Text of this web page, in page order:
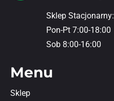
Sklep Stacjonarny:
Pon-Pt 7:00-18:00
Sob 8:00-16:00
Menu
Sklep